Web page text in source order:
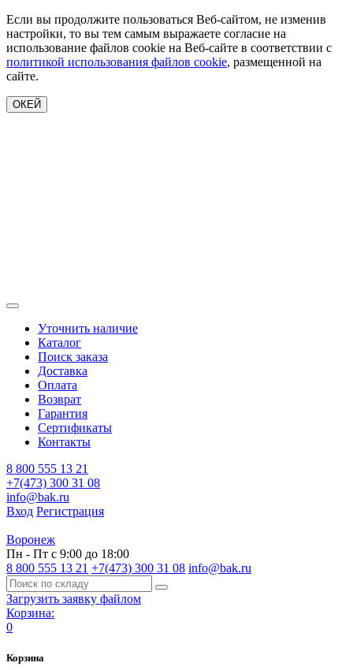
Если вы продолжите пользоваться Веб-сайтом, не изменив
настройки, то вы тем самым выражаете согласие на
использование файлов cookie на Веб-сайте в соответствии с
политикой использования файлов cookie, размещенной на
сайте.
ОКЕЙ
Уточнить наличие
Каталог
Поиск заказа
Доставка
Оплата
Возврат
Гарантия
Сертификаты
Контакты
8 800 555 13 21
+7(473) 300 31 08
info@bak.ru
Вход Регистрация
Воронеж
Пн - Пт с 9:00 до 18:00
8 800 555 13 21 +7(473) 300 31 08 info@bak.ru
Загрузить заявку файлом
Корзина:
0
Корзина